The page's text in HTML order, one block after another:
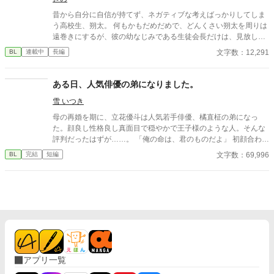
昔から自分に自信が持てず、ネガティブな考えばっかりしてしま
う高校生、朔太。 何もかもだめだめで、どんくさい朔太を周りは
遠巻きにするが、彼の幼なじみである生徒会長だけは、見放した
BL 連載中 長編 文字数：12,291
ある日、人気俳優の弟になりました。
雪 いつき
母の再婚を期に、立花優斗は人気若手俳優、橘直柾の弟になっ
た。顔良し性格良し真面目で穏やかで王子様のような人。そんな
評判だったはずが……。 「俺の命は、君のものだよ」 初顔合わせ
の日、兄になる人はそう言って綺麗に笑った。とんでもない人が
兄になってしまった……と思ったら、何故か大学の先輩も優斗を
BL 完結 短編 文字数：69,996
アプリ一覧